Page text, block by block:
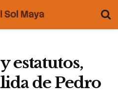
estatutos,
de Pedro